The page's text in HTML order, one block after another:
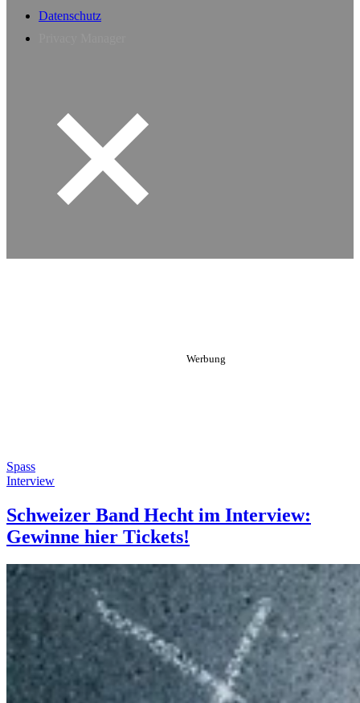
Datenschutz
Spass
Interview
Schweizer Band Hecht im Interview:
Gewinne hier Tickets!